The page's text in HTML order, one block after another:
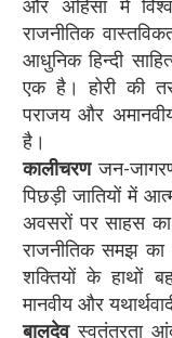
और अहिंसा में
राजनीतिक
आधुनिक हिन्दी
एक है। होरी की
पराजय और
है।
कालीचरणजन-
पिछड़ी जातियों में
अवसरों पर साहस
राजनीतिक समझ
शक्तियों के हाथों
मानवीय और
बालदेवस्वतंत्रता